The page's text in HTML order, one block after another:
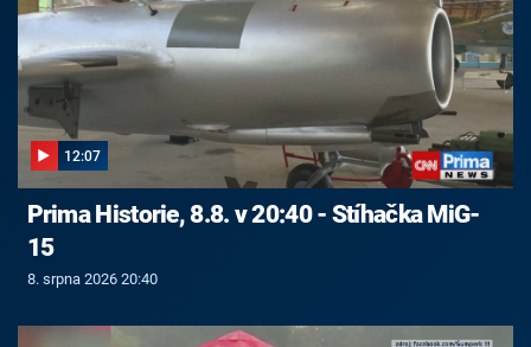
12:07
Prima Historie, 8.8. v 20:40 - Stíhačka MiG-
15
8. srpna 2026 20:40